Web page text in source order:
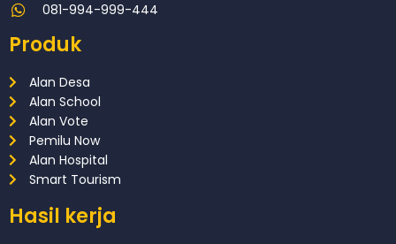
081-994-999-444
Produk
Alan Desa
Alan School
Alan Vote
Pemilu Now
Alan Hospital
Smart Tourism
Hasil kerja